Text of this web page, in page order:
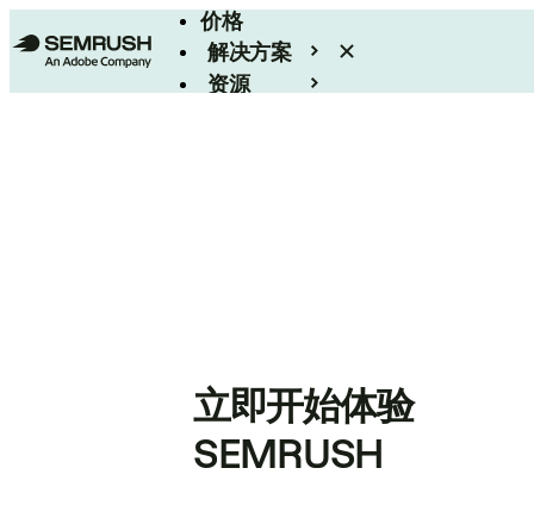
价格
解决方案
资源
立即开始体验
SEMRUSH